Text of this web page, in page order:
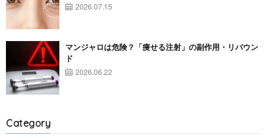
2026.07.15
マンジャロは危険？「痩せる注射」の副作用・リバウン
ド
2026.06.22
Category